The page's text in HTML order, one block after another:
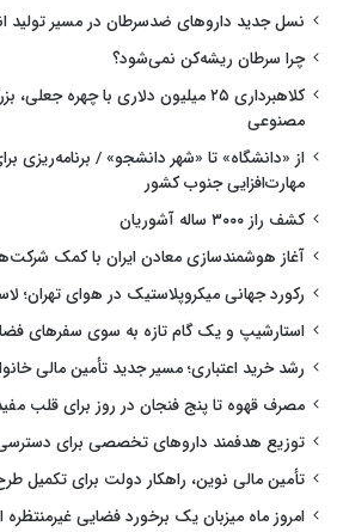
نسل جدید داروهای ضدسرطان در مسیر تولید
چرا سرطان ریشه‌کن نمی‌شود؟
کلاهبرداری ۲۵ میلیون دلاری با چهره
مصنوعی
از «دانشگاه» تا «شهر دانشجو» / برنامه‌ریزی
مهارت‌افزایی جنوب کشور
کشف راز ۳۰۰۰ ساله آشوریان
آغاز هوشمندسازی معادن ایران با کمک
رکورد جهانی میکروپلاستیک در هوای تهران؛
استارشیپ و یک گام تازه به سوی سفرهای
رشد خرید اعتباری؛ مسیر جدید تأمین مالی
مصرف قهوه تا پنج فنجان در روز برای قلب
توزیع هدفمند داروهای تخصصی برای دسترسی
تأمین مالی نوین، راهکار دولت برای تکمیل
امروز ماه میزبان یک برخورد فضایی